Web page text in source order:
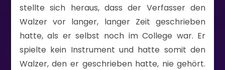
stellte sich heraus, dass der Verfasser den
Walzer vor langer, langer Zeit geschrieben
hatte, als er selbst noch im College war. Er
spielte kein Instrument und hatte somit den
Walzer, den er geschrieben hatte, nie gehört.